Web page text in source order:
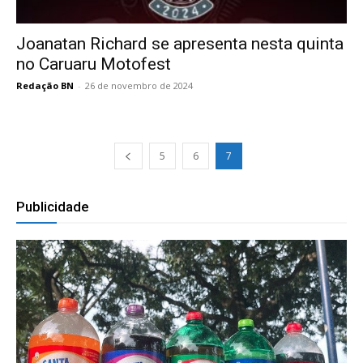
Joanatan Richard se apresenta nesta quinta
no Caruaru Motofest
Redação BN - 26 de novembro de 2024
5 6 7
Publicidade